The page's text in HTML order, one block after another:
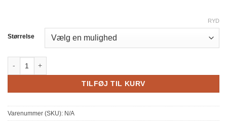
Størrelse
RYD
TILFØJ TIL KURV
Varenummer (SKU): N/A